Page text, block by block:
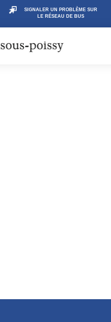
SIGNALER UN PROBLÈME SUR
LE RÉSEAU DE BUS